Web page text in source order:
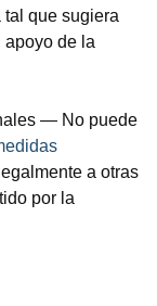
tal que sugiera
apoyo de la
— No puede
a otras
por la